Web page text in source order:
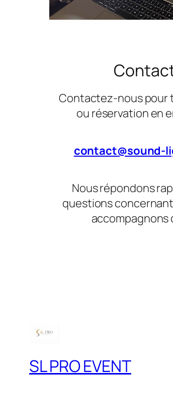
Contactez-nous pour
ou réservation en
contact@sound-
Nous répondons
questions
accompagnons
SL PRO EVENT